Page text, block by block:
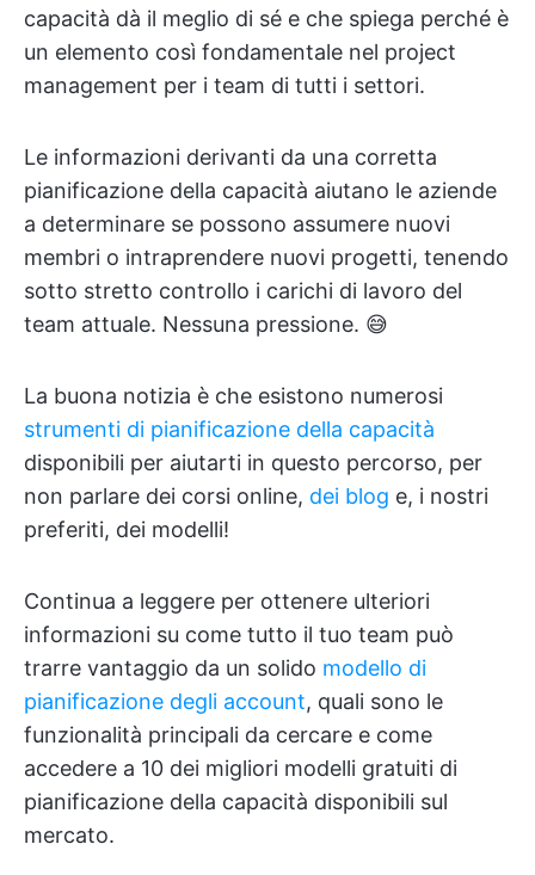
capacità dà il meglio di sé e che spiega perché è
un elemento così fondamentale nel project
management per i team di tutti i settori.
Le informazioni derivanti da una corretta
pianificazione della capacità aiutano le aziende
a determinare se possono assumere nuovi
membri o intraprendere nuovi progetti, tenendo
sotto stretto controllo i carichi di lavoro del
team attuale. Nessuna pressione. 😅
La buona notizia è che esistono numerosi
strumenti di pianificazione della capacità
disponibili per aiutarti in questo percorso, per
non parlare dei corsi online, dei blog e, i nostri
preferiti, dei modelli!
Continua a leggere per ottenere ulteriori
informazioni su come tutto il tuo team può
trarre vantaggio da un solido modello di
pianificazione degli account, quali sono le
funzionalità principali da cercare e come
accedere a 10 dei migliori modelli gratuiti di
pianificazione della capacità disponibili sul
mercato.